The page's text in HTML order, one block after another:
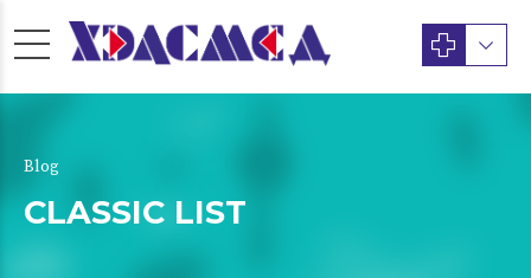
Blog
CLASSIC LIST